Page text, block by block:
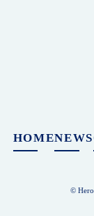
HOMENEWS
©